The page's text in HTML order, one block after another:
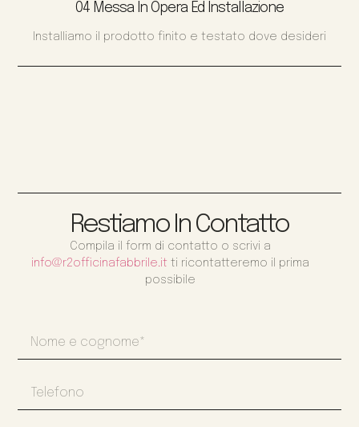
04 Messa In Opera Ed Installazione
Installiamo il prodotto finito e testato dove desideri
Restiamo In Contatto
Compila il form di contatto o scrivi a
info@r2officinafabbrile.it ti ricontatteremo il prima
possibile